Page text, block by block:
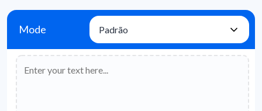
Mode Padrão